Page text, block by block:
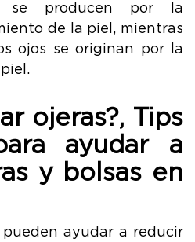
se producen por la
de la piel, mientras
ojos se originan por la
ojeras?, Tips
ayudar a
y bolsas en
ayudar a reducir